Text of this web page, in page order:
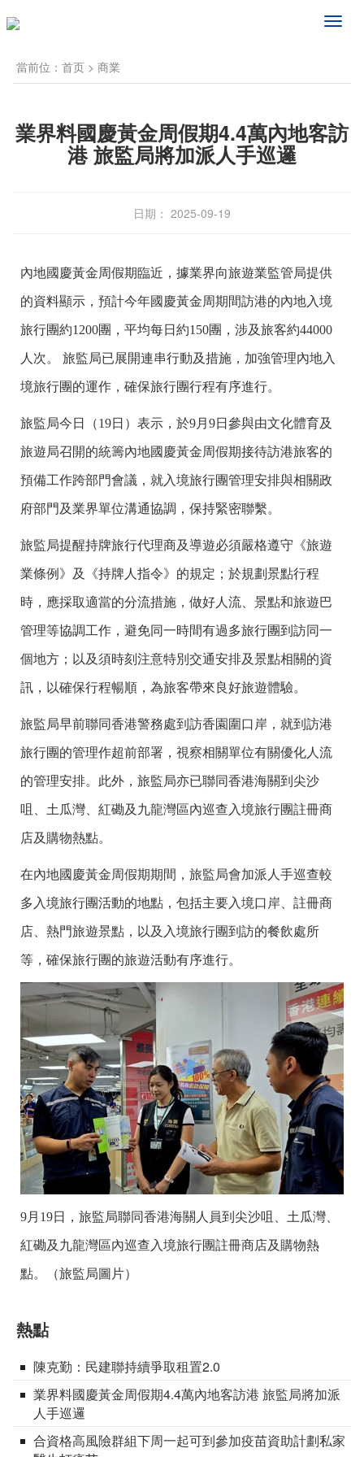
频
當前位： 首页 > 商業
業界料國慶黃金周假期4.4萬內地客訪
港 旅監局將加派人手巡邏
日期： 2025-09-19
內地國慶黃金周假期臨近，據業界向旅遊業監管局提供
的資料顯示，預計今年國慶黃金周期間訪港的內地入境
旅行團約1200團，平均每日約150團，涉及旅客約44000
人次。 旅監局已展開連串行動及措施，加強管理內地入
境旅行團的運作，確保旅行團行程有序進行。
旅監局今日（19日）表示，於9月9日參與由文化體育及
旅遊局召開的統籌內地國慶黃金周假期接待訪港旅客的
預備工作跨部門會議，就入境旅行團管理安排與相關政
府部門及業界單位溝通協調，保持緊密聯繫。
旅監局提醒持牌旅行代理商及導遊必須嚴格遵守《旅遊
業條例》及《持牌人指令》的規定；於規劃景點行程
時，應採取適當的分流措施，做好人流、景點和旅遊巴
管理等協調工作，避免同一時間有過多旅行團到訪同一
個地方；以及須時刻注意特別交通安排及景點相關的資
訊，以確保行程暢順，為旅客帶來良好旅遊體驗。
旅監局早前聯同香港警務處到訪香園圍口岸，就到訪港
旅行團的管理作超前部署，視察相關單位有關優化人流
的管理安排。此外，旅監局亦已聯同香港海關到尖沙
咀、土瓜灣、紅磡及九龍灣區內巡查入境旅行團註冊商
店及購物熱點。
在內地國慶黃金周假期期間，旅監局會加派人手巡查較
多入境旅行團活動的地點，包括主要入境口岸、註冊商
店、熱門旅遊景點，以及入境旅行團到訪的餐飲處所
等，確保旅行團的旅遊活動有序進行。
9月19日，旅監局聯同香港海關人員到尖沙咀、土瓜灣、
紅磡及九龍灣區內巡查入境旅行團註冊商店及購物熱
點。（旅監局圖片）
熱點
陳克勤：民建聯持續爭取租置2.0
業界料國慶黃金周假期4.4萬內地客訪港 旅監局將加派
人手巡邏
合資格高風險群組下周一起可到參加疫苗資助計劃私家